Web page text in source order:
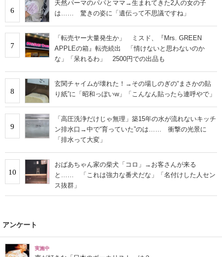
6
天然パーマのパパとママ→生まれてきた2人の女の子
は…… 驚きの姿に「遺伝って不思議ですね」
7
「転売ヤー大量発生か」 ミスド、『Mrs. GREEN
APPLEの箱』転売続出 「情けないと思わないのか
な」「呆れるわ」 2500円での出品も
8
玄関チャイムが壊れた！→その場しのぎの“まさかの貼
り紙”に「昭和っぽいw」「こんなん貼ったら連呼やで」
9
「高圧洗浄だけじゃ無理」築15年の水が流れないキッチ
ン排水口→中で“育っていた”のは…… 衝撃の光景に
「排水って大変」
10
おばあちゃん家の柴犬「コロ」→お客さんが来る
と…… 「これは強力な番犬だな」「名付けした人セン
ス抜群」
アンケート
実施中